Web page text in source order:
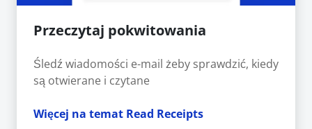
Przeczytaj pokwitowania
Śledź wiadomości e-mail żeby sprawdzić, kiedy
są otwierane i czytane
Więcej na temat Read Receipts